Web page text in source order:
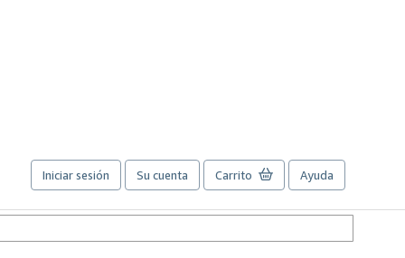
Iniciar sesión Su cuenta Carrito Ayuda